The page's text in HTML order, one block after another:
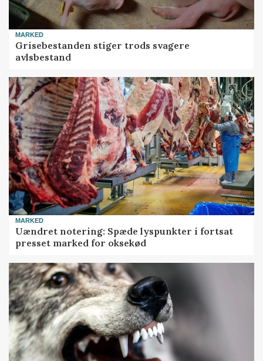
MARKED
Grisebestanden stiger trods svagere
avlsbestand
MARKED
Uændret notering: Spæde lyspunkter i fortsat
presset marked for oksekød